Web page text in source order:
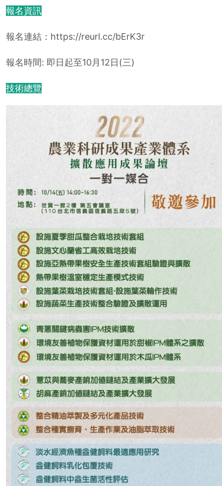
報名資訊
報名連結：https://reurl.cc/bErK3r
報名時間: 即日起至10月12日(三)
技術總覽